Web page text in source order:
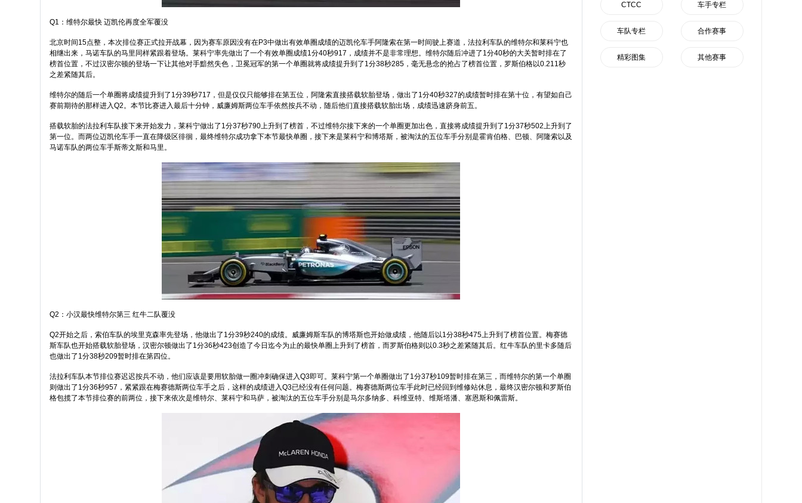
Q1：维特尔最快 迈凯伦再度全军覆没
北京时间15点整，本次排位赛正式拉开战幕，因为赛车原因没有在P3中做出有效单圈成绩的迈凯伦车手阿隆索在第一时间驶上赛道，法拉利车队的维特尔和莱科宁也
相继出来，马诺车队的马里同样紧跟着登场。莱科宁率先做出了一个有效单圈成绩1分40秒917，成绩并不是非常理想。维特尔随后冲进了1分40秒的大关暂时排在了
榜首位置，不过汉密尔顿的登场一下让其他对手黯然失色，卫冕冠军的第一个单圈就将成绩提升到了1分38秒285，毫无悬念的抢占了榜首位置，罗斯伯格以0.211秒
之差紧随其后。
维特尔的随后一个单圈将成绩提升到了1分39秒717，但是仅仅只能够排在第五位，阿隆索直接搭载软胎登场，做出了1分40秒327的成绩暂时排在第十位，有望如自己
赛前期待的那样进入Q2。本节比赛进入最后十分钟，威廉姆斯两位车手依然按兵不动，随后他们直接搭载软胎出场，成绩迅速跻身前五。
搭载软胎的法拉利车队接下来开始发力，莱科宁做出了1分37秒790上升到了榜首，不过维特尔接下来的一个单圈更加出色，直接将成绩提升到了1分37秒502上升到了
第一位。而两位迈凯伦车手一直在降级区徘徊，最终维特尔成功拿下本节最快单圈，接下来是莱科宁和博塔斯，被淘汰的五位车手分别是霍肯伯格、巴顿、阿隆索以及
马诺车队的两位车手斯蒂文斯和马里。
Q2：小汉最快维特尔第三 红牛二队覆没
Q2开始之后，索伯车队的埃里克森率先登场，他做出了1分39秒240的成绩。威廉姆斯车队的博塔斯也开始做成绩，他随后以1分38秒475上升到了榜首位置。梅赛德
斯车队也开始搭载软胎登场，汉密尔顿做出了1分36秒423创造了今日迄今为止的最快单圈上升到了榜首，而罗斯伯格则以0.3秒之差紧随其后。红牛车队的里卡多随后
也做出了1分38秒209暂时排在第四位。
法拉利车队本节排位赛迟迟按兵不动，他们应该是要用软胎做一圈冲刺确保进入Q3即可。莱科宁第一个单圈做出了1分37秒109暂时排在第三，而维特尔的第一个单圈
则做出了1分36秒957，紧紧跟在梅赛德斯两位车手之后，这样的成绩进入Q3已经没有任何问题。梅赛德斯两位车手此时已经回到维修站休息，最终汉密尔顿和罗斯伯
格包揽了本节排位赛的前两位，接下来依次是维特尔、莱科宁和马萨，被淘汰的五位车手分别是马尔多纳多、科维亚特、维斯塔潘、塞恩斯和佩雷斯。
CTCC 车手专栏
车队专栏 合作赛事
精彩图集 其他赛事